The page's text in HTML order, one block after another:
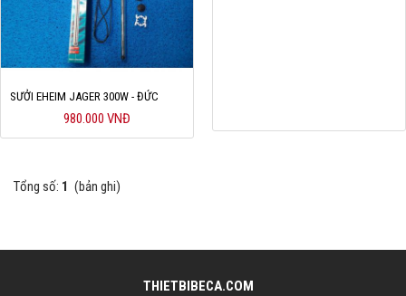
SƯỞI EHEIM JAGER 300W - ĐỨC
980.000 VNĐ
Tổng số: 1 (bản ghi)
THIETBIBECA.COM
Liên hệ